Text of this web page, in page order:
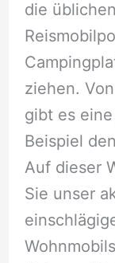
die
ziehen.
gibt es
Beispiel
Auf dieser
Sie unser